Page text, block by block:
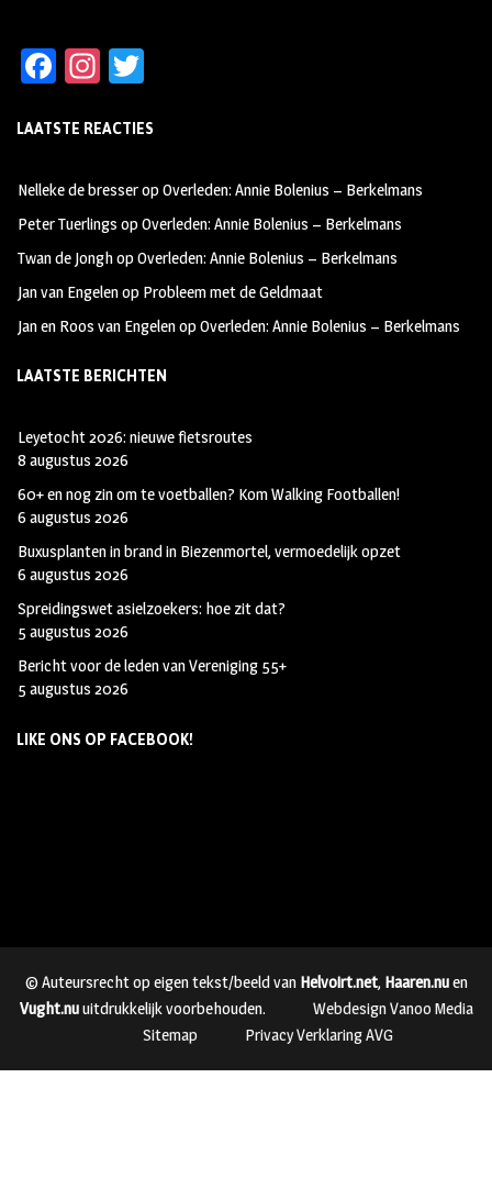
Fa
b
oo
k
In
ag
m
tt
LAATSTE REACTIES
Nelleke de bresseropOverleden: Annie Bolenius – Berkelmans
Peter Tuerlings opOverleden: Annie Bolenius – Berkelmans
Twan de JonghopOverleden: Annie Bolenius – Berkelmans
Jan van Engelenop Probleem met de Geldmaat
Jan en Roos van EngelenopOverleden: Annie Bolenius – Berkelmans
LAATSTE BERICHTEN
Leyetocht 2026: nieuwe fietsroutes
8 augustus 2026
60+ en nog zin om te voetballen? Kom Walking Footballen!
6 augustus 2026
Buxusplanten in brand in Biezenmortel, vermoedelijk opzet
6 augustus 2026
Spreidingswet asielzoekers: hoe zit dat?
5 augustus 2026
Bericht voor de leden van Vereniging 55+
5 augustus 2026
LIKE ONS OP FACEBOOK!
© Auteursrecht op eigen tekst/beeld van Helvoirt.net, Haaren.nuen
Vught.nuuitdrukkelijk voorbehouden.
Webdesign Vanoo Media
Sitemap
Privacy Verklaring AVG